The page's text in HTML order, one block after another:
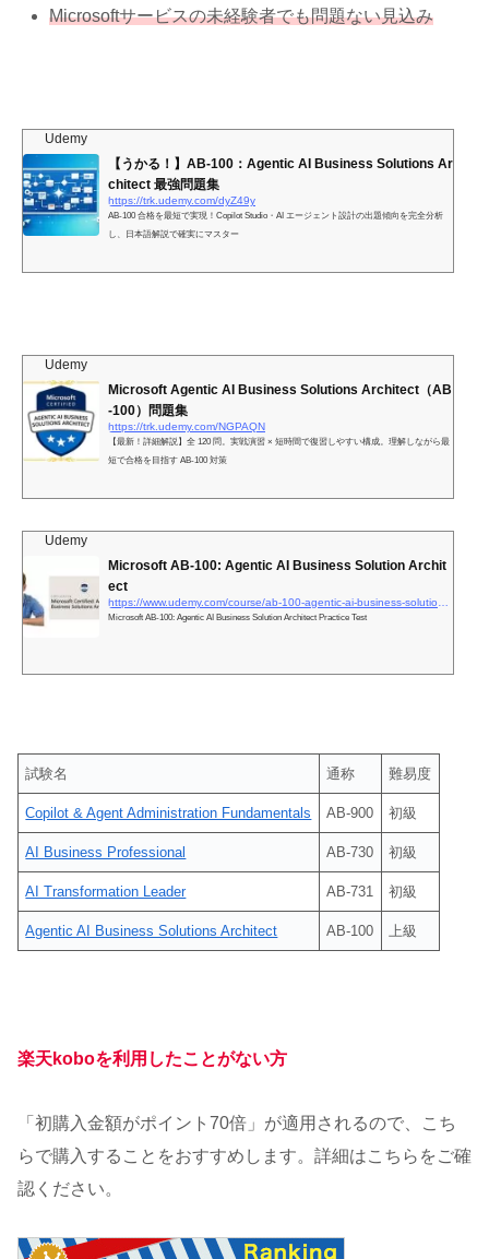
Microsoftサービスの未経験者でも問題ない見込み
Udemy
【うかる！】AB-100：Agentic AI Business Solutions Ar
chitect 最強問題集
https://trk.udemy.com/dyZ49y
AB-100 合格を最短で実現！Copilot Studio・AI エージェント設計の出題傾向を完全分析
し、日本語解説で確実にマスター
Udemy
Microsoft Agentic AI Business Solutions Architect（AB
-100）問題集
https://trk.udemy.com/NGPAQN
【最新！詳細解説】全 120 問。実戦演習 × 短時間で復習しやすい構成。理解しながら最
短で合格を目指す AB-100 対策
Udemy
Microsoft AB-100: Agentic AI Business Solution Archit
ect
Microsoft AB-100: Agentic AI Business Solution Architect Practice Test
試験名 通称 難易度
Copilot & Agent Administration Fundamentals AB-900 初級
AI Business Professional AB-730 初級
AI Transformation Leader AB-731 初級
Agentic AI Business Solutions Architect AB-100 上級
楽天koboを利用したことがない方
「初購入金額がポイント70倍」が適用されるので、こち
らで購入することをおすすめします。詳細はこちらをご確
認ください。